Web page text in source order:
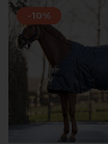
-10%